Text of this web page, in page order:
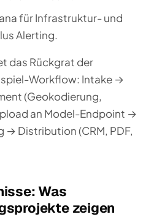
für Infrastruktur- und
Alerting.
das Rückgrat der
Workflow: Intake →
(Geokodierung,
an Model-Endpoint →
→ Distribution (CRM, PDF,
Was
zeigen